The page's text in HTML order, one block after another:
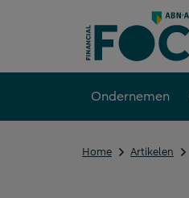
Ondernemen
Home Artikelen